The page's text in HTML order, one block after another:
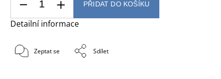
PŘIDAT DO KOŠÍKU
Detailní informace
Zeptat se Sdílet